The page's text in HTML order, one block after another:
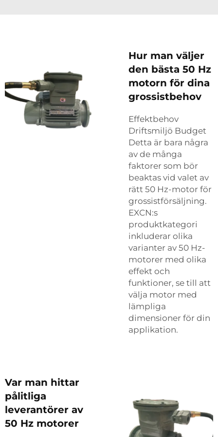
Hur man väljer
den bästa 50 Hz
motorn för dina
grossistbehov
Effektbehov
Driftsmiljö Budget
Detta är bara några
av de många
faktorer som bör
beaktas vid valet av
rätt 50 Hz-motor för
grossistförsäljning.
EXCN:s
produktkategori
inkluderar olika
varianter av 50 Hz-
motorer med olika
effekt och
funktioner, se till att
välja motor med
lämpliga
dimensioner för din
applikation.
Var man hittar
pålitliga
leverantörer av
50 Hz motorer